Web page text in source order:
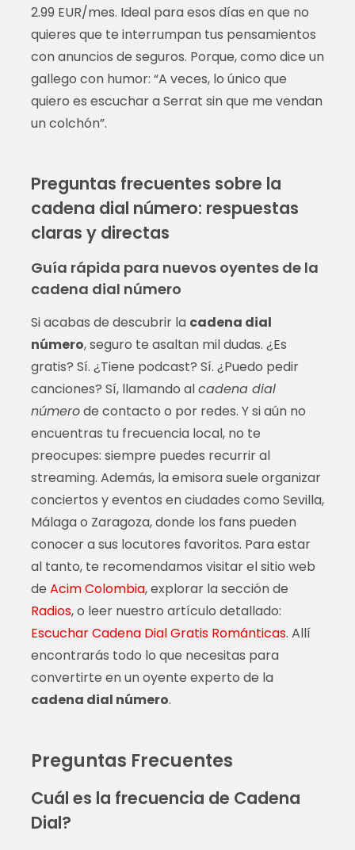
2.99 EUR/mes. Ideal para esos días en que no
quieres que te interrumpan tus pensamientos
con anuncios de seguros. Porque, como dice un
gallego con humor: “A veces, lo único que
quiero es escuchar a Serrat sin que me vendan
un colchón”.
Preguntas frecuentes sobre la
cadena dial número: respuestas
claras y directas
Guía rápida para nuevos oyentes de la
cadena dial número
Si acabas de descubrir la cadena dial
número, seguro te asaltan mil dudas. ¿Es
gratis? Sí. ¿Tiene podcast? Sí. ¿Puedo pedir
canciones? Sí, llamando alcadena dial
númerode contacto o por redes. Y si aún no
encuentras tu frecuencia local, no te
preocupes: siempre puedes recurrir al
streaming. Además, la emisora suele organizar
conciertos y eventos en ciudades como Sevilla,
Málaga o Zaragoza, donde los fans pueden
conocer a sus locutores favoritos. Para estar
al tanto, te recomendamos visitar el sitio web
de Acim Colombia, explorar la sección de
Radios, o leer nuestro artículo detallado:
Escuchar Cadena Dial Gratis Románticas. Allí
encontrarás todo lo que necesitas para
convertirte en un oyente experto de la
cadena dial número.
Preguntas Frecuentes
Cuál es la frecuencia de Cadena
Dial?